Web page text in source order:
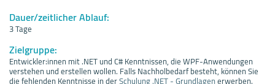
Dauer/zeitlicher Ablauf:
3 Tage
Zielgruppe:
Entwickler:innen mit .NET und C# Kenntnissen, die WPF-Anwendungen
verstehen und erstellen wollen. Falls Nachholbedarf besteht, können Sie
die fehlenden Kenntnisse in derSchulung .NET - Grundlagenerwerben.